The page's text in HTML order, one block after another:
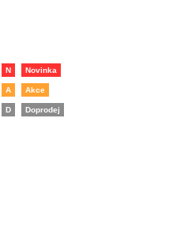
N Novinka
A Akce
D Doprodej